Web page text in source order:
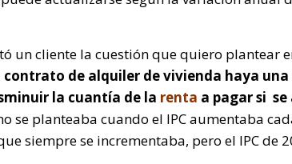
un cliente la cuestión que quiero plantear
contrato de alquiler de vivienda haya
la cuantía de la renta a pagar si
se planteaba cuando el IPC aumentaba
siempre se incrementaba, pero el IPC de